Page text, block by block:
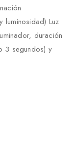
Luz
duración
3 segundos) y